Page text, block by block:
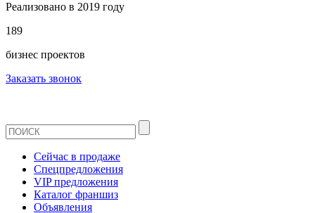
Реализовано в 2019 году
189
бизнес проектов
Заказать звонок
Сейчас в продаже
Спецпредложения
VIP предложения
Каталог франшиз
Объявления